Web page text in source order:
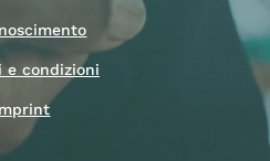
e condizioni